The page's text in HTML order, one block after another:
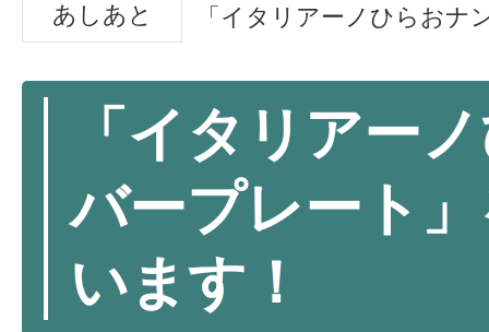
あしあと 「イタリアーノひらおナ
「イタリアー
バープレート
います！